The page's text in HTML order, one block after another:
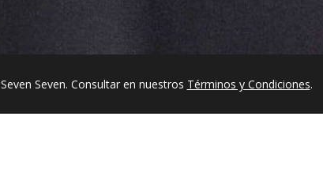
Seven. Consultar en nuestros Términos y Condiciones.